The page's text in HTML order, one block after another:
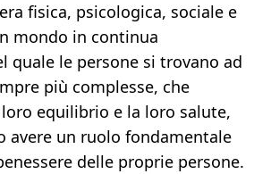
fisica, psicologica, sociale e
mondo in continua
quale le persone si trovano ad
più complesse, che
equilibrio e la loro salute,
avere un ruolo fondamentale
delle proprie persone.